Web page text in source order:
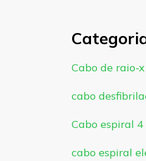
Cabo de raio-x
cabo
Cabo espiral 4
cabo espiral